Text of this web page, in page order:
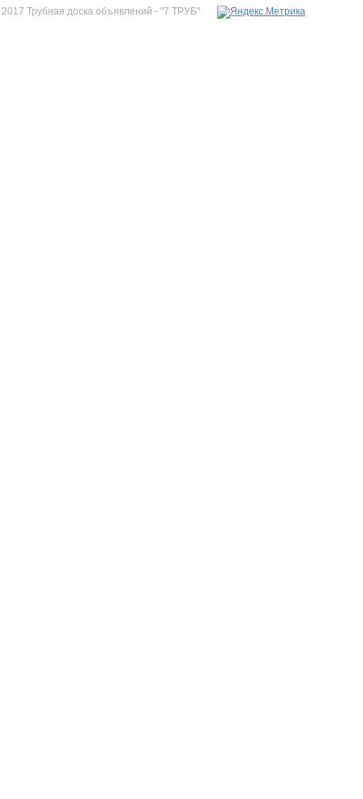
2017 Трубная доска объявлений - "7 ТРУБ"